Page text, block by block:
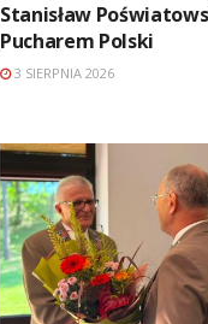
Stanisław
Pucharem Polski
3 SIERPNIA 2026